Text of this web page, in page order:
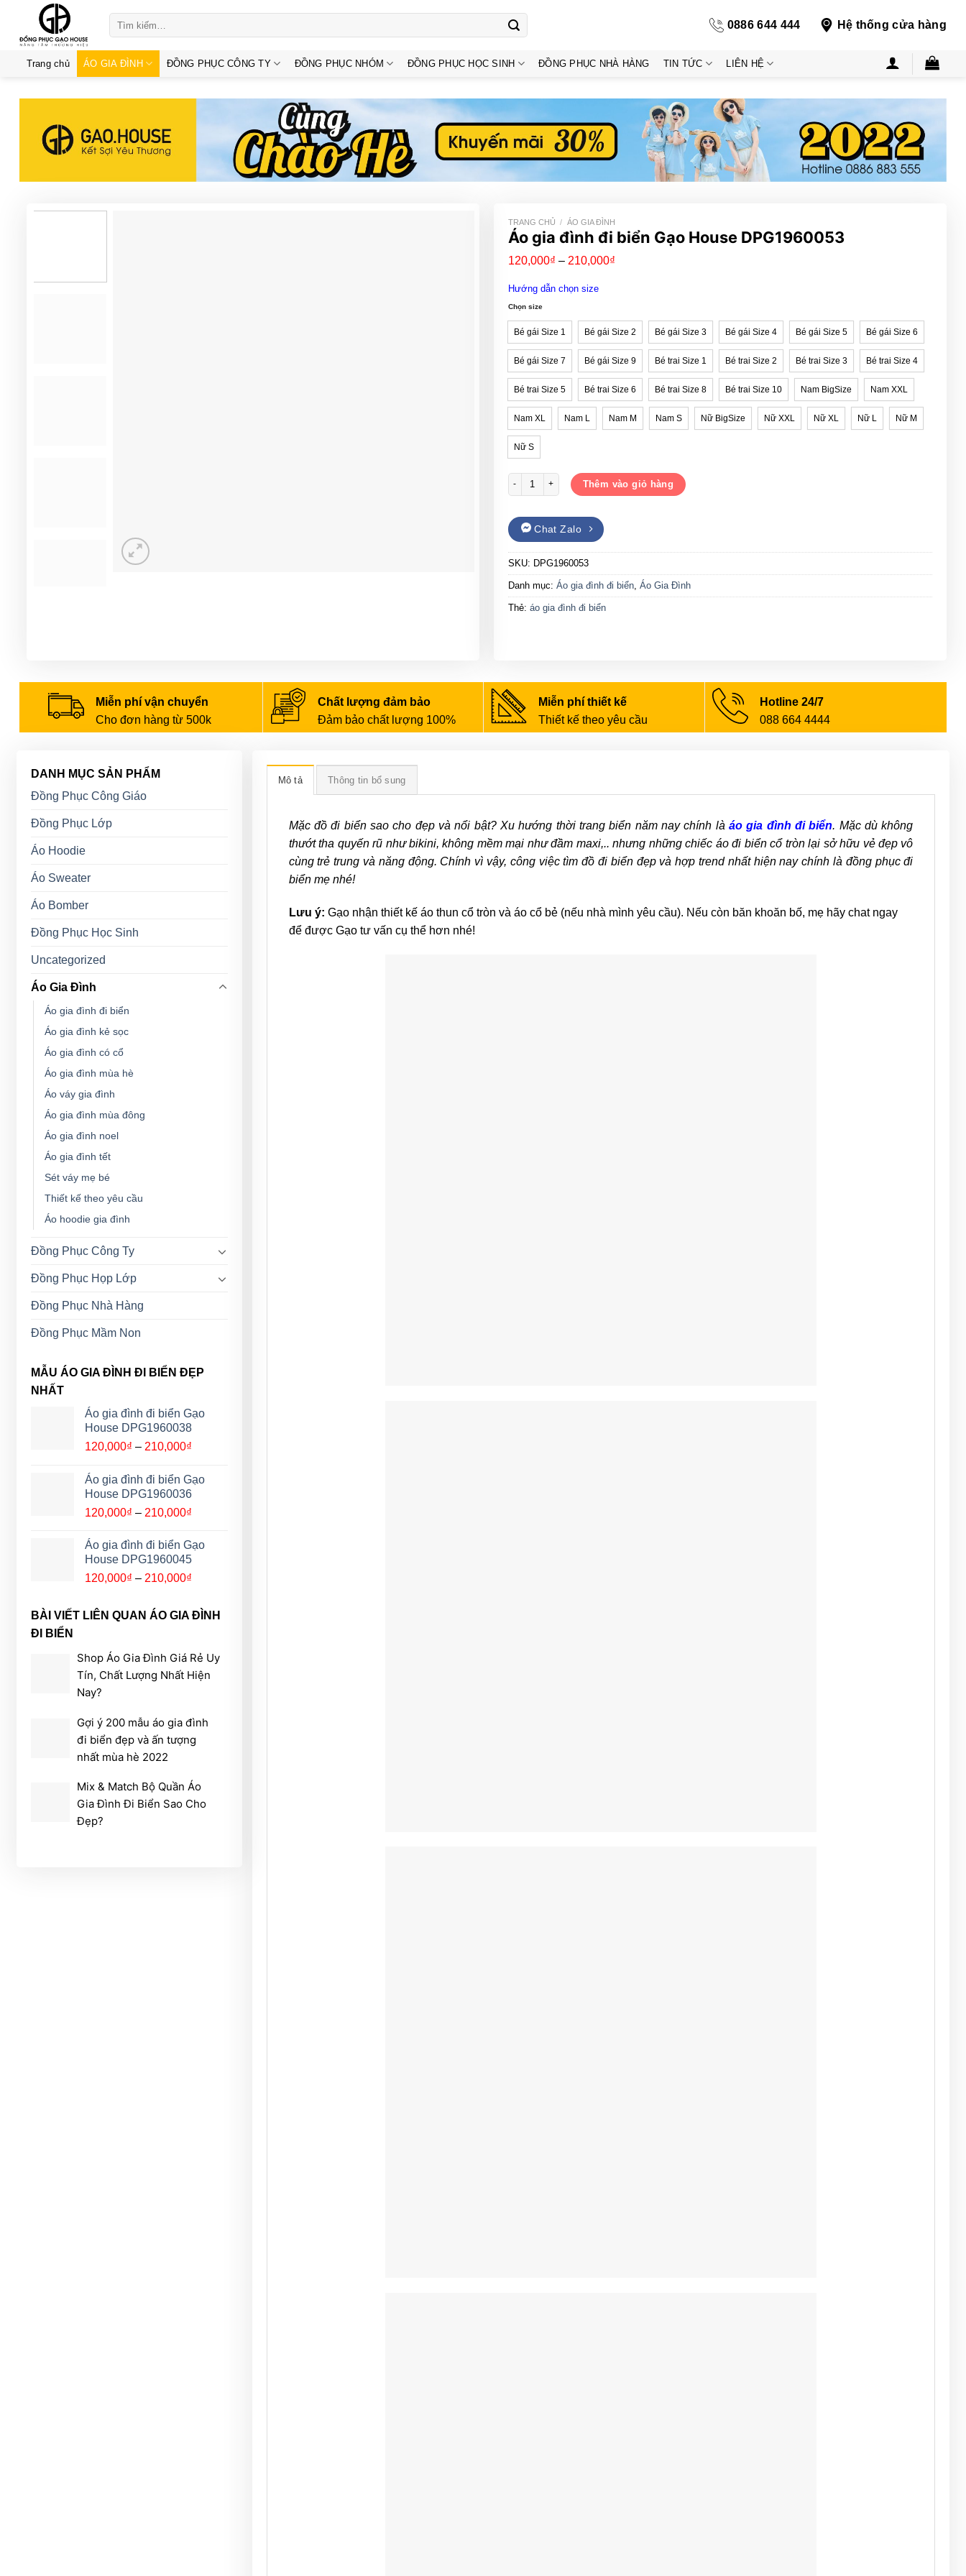
content
0886 644 444 Hệ thống cửa hàng
Trang chủ ÁO GIA ĐÌNH ĐỒNG PHỤC CÔNG TY ĐỒNG PHỤC NHÓM ĐỒNG PHỤC HỌC SINH ĐỒNG PHỤC NHÀ HÀNG TIN TỨC LIÊN HỆ
TRANG CHỦ / ÁO GIA ĐÌNH
Áo gia đình đi biển Gạo House DPG1960053
120,000₫ – 210,000₫
Hướng dẫn chọn size
Chọn size
Bé gái Size 1 Bé gái Size 2 Bé gái Size 3 Bé gái Size 4 Bé gái Size 5 Bé gái Size 6
Bé gái Size 7 Bé gái Size 9 Bé trai Size 1 Bé trai Size 2 Bé trai Size 3 Bé trai Size 4
Bé trai Size 5 Bé trai Size 6 Bé trai Size 8 Bé trai Size 10 Nam BigSize Nam XXL
Nam XL Nam L Nam M Nam S Nữ BigSize Nữ XXL Nữ XL Nữ L Nữ M
Nữ S
Áo gia đình đi biển Gạo House DPG1960053 số lượng
Thêm vào giỏ hàng
Chat Zalo
SKU: DPG1960053
Danh mục: Áo gia đình đi biển, Áo Gia Đình
Thẻ: áo gia đình đi biển
Miễn phí vận chuyển
Cho đơn hàng từ 500k
Chất lượng đảm bảo
Đảm bảo chất lượng 100%
Miễn phí thiết kế
Thiết kế theo yêu cầu
Hotline 24/7
088 664 4444
DANH MỤC SẢN PHẨM
Đồng Phục Công Giáo
Đồng Phục Lớp
Áo Hoodie
Áo Sweater
Áo Bomber
Đồng Phục Học Sinh
Uncategorized
Áo Gia Đình
Áo gia đình đi biển
Áo gia đình kẻ sọc
Áo gia đình có cổ
Áo gia đình mùa hè
Áo váy gia đình
Áo gia đình mùa đông
Áo gia đình noel
Áo gia đình tết
Sét váy mẹ bé
Thiết kế theo yêu cầu
Áo hoodie gia đình
Đồng Phục Công Ty
Đồng Phục Họp Lớp
Đồng Phục Nhà Hàng
Đồng Phục Mầm Non
MẪU ÁO GIA ĐÌNH ĐI BIỂN ĐẸP
NHẤT
Áo gia đình đi biển Gạo
House DPG1960038
120,000₫ – 210,000₫Khoảng
từ
120,000₫
đến
Áo gia đình đi biển Gạo
House DPG1960036
120,000₫ – 210,000₫Khoảng
từ
120,000₫
đến
Áo gia đình đi biển Gạo
House DPG1960045
120,000₫ – 210,000₫Khoảng
từ
120,000₫
210,000₫
BÀI VIẾT LIÊN QUAN ÁO GIA ĐÌNH
ĐI BIỂN
Shop Áo Gia Đình Giá Rẻ Uy
Tín, Chất Lượng Nhất Hiện
Nay?
Gợi ý 200 mẫu áo gia đình
đi biển đẹp và ấn tượng
nhất mùa hè 2022
Mix & Match Bộ Quần Áo
Gia Đình Đi Biển Sao Cho
Đẹp?
Mô tả Thông tin bổ sung
Mặc đồ đi biển sao cho đẹp và nổi bật? Xu hướng thời trang biển năm nay chính làáo gia đình đi biển. Mặc dù không
thướt tha quyến rũ như bikini, không mềm mại như đầm maxi,.. nhưng những chiếc áo đi biển cổ tròn lại sở hữu vẻ đẹp vô
cùng trẻ trung và năng động. Chính vì vậy, công việc tìm đồ đi biển đẹp và hợp trend nhất hiện nay chính là đồng phục đi
biển mẹ nhé!
Lưu ý: Gạo nhận thiết kế áo thun cổ tròn và áo cổ bẻ (nếu nhà mình yêu cầu). Nếu còn băn khoăn bố, mẹ hãy chat ngay
để được Gạo tư vấn cụ thể hơn nhé!